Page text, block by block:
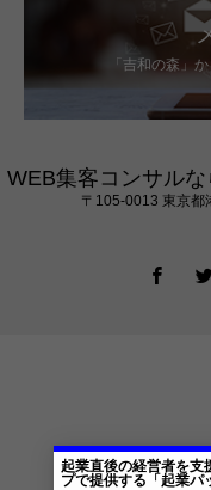
「吉和の森」
WEB集客コンサル
〒105‐0013 東京
起業直後の経営者を支
プで提供する「起業パ